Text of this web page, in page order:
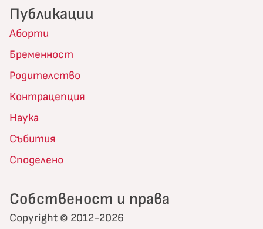
Собственост и права
Copyright © 2012-2026
Публикации
Аборти
Бременност
Родителство
Контрацепция
Наука
Събития
Споделено